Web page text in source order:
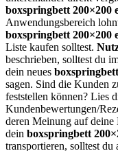
boxspringbett 200×200
Anwendungsbereich
boxspringbett 200×200
Liste kaufen solltest.
beschrieben, solltest du
dein neues
sagen. Sind die Kunden
feststellen können? Lies
Kundenbewertungen/
deren Meinung auf
dein boxspringbett
transportieren, solltest